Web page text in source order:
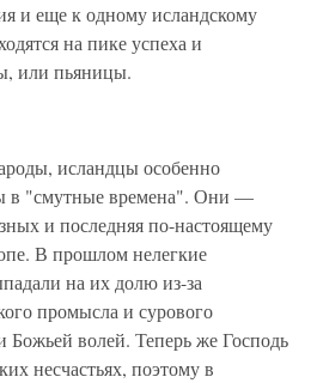
и еще к одному исландскому
на пике успеха и
или пьяницы.
исландцы особенно
в "смутные времена". Они —
и последняя по-настоящему
В прошлом нелегкие
на их долю из-за
промысла и сурового
Божьей волей. Теперь же Господь
несчастьях, поэтому в